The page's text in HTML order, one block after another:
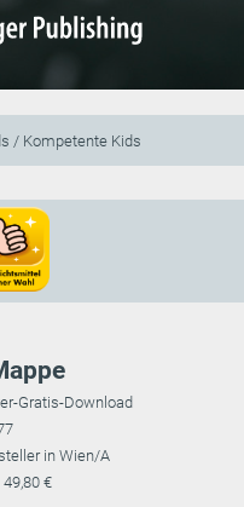
/ Kompetente Kids
Gratis-Download
in Wien/A
49,80 €